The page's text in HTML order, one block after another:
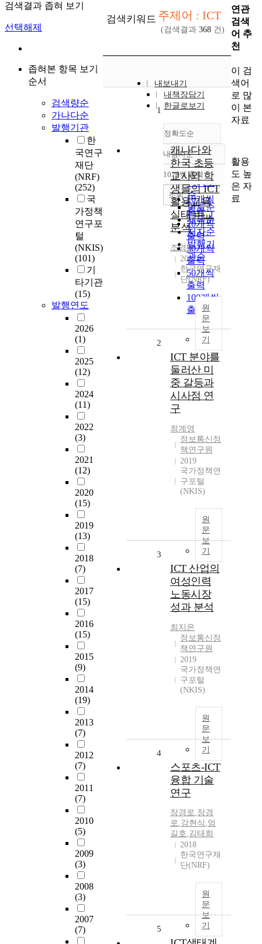
검색결과 좁혀 보기
선택해제
좁혀본 항목 보기
순서
검색량순
가나다순
발행기관
한
국연구
재단
(NRF)
(252)
국
가정책
연구포
털
(NKIS)
(101)
기
타기관
(15)
발행연도
2026
(1)
2025
(12)
2024
(11)
2022
(3)
2021
(12)
2020
(15)
2019
(13)
2018
(7)
2017
(15)
2016
(15)
2015
(9)
2014
(19)
2013
(7)
2012
(7)
2011
(7)
2010
(5)
2009
(3)
2008
(3)
2007
(7)
검색키워드 주제어 : ICT
(검색결과 368 건)
내보내기
내책장담기
한글로보기
정확도순
정확도
순
인기도
순
연도순
제목순
저자순
발행기
관순
내림차순
내림차순
10개씩 출력
10개씩
출력
20개씩
출력
30개씩
출력
50개씩
출력
100개씩
출력
조회
1
캐나다와
한국 초등
교사와 학
생들의 ICT
활용교육
실태 비교
분석
조영남
2007
한국연구재
단(NRF)
원
문
보
기
2
ICT 분야를
둘러산 미
중 갈등과
시사점 연
구
최계영
정보통신정
책연구원
2019
국가정책연
구포털
(NKIS)
원
문
보
기
3
ICT 산업의
여성인력
노동시장
성과 분석
최지은
정보통신정
책연구원
2019
국가정책연
구포털
(NKIS)
원
문
보
기
4
스포츠-ICT
융합 기술
연구
장경로,장경
로,강현식 ,엄
길호,김태희
2018
한국연구재
단(NRF)
원
문
보
기
5
연관
검색
어 추
천
이 검
색어
로 많
이 본
자료
활용
도 높
은 자
료